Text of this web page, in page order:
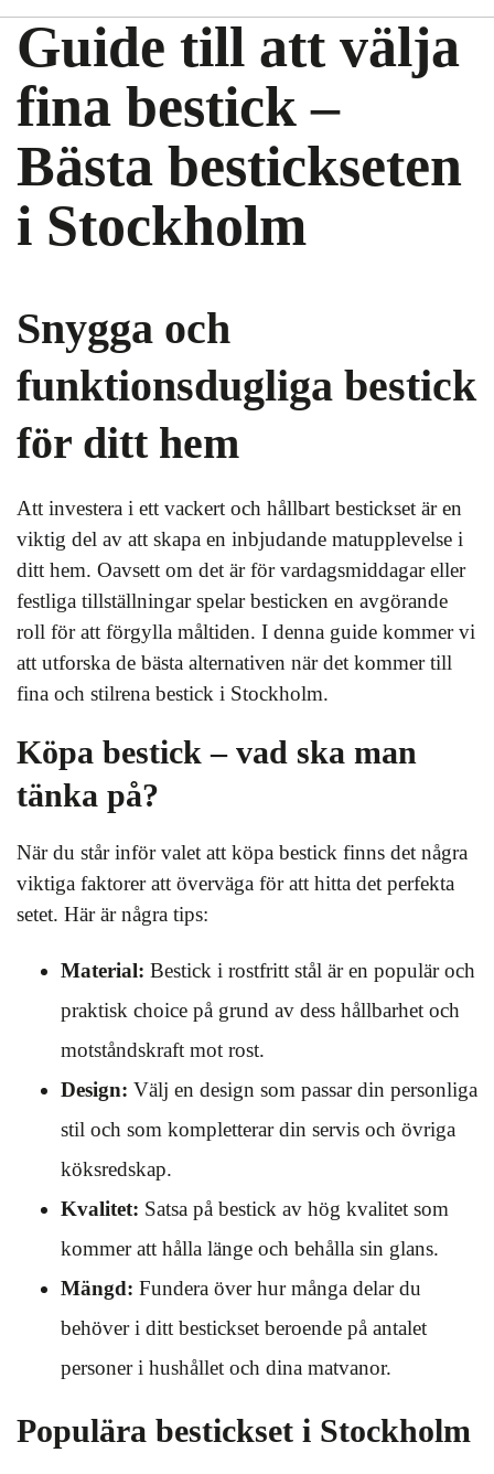
Guide till att välja
fina bestick –
Bästa bestickseten
i Stockholm
Snygga och
funktionsdugliga bestick
för ditt hem
Att investera i ett vackert och hållbart bestickset är en
viktig del av att skapa en inbjudande matupplevelse i
ditt hem. Oavsett om det är för vardagsmiddagar eller
festliga tillställningar spelar besticken en avgörande
roll för att förgylla måltiden. I denna guide kommer vi
att utforska de bästa alternativen när det kommer till
fina och stilrena bestick i Stockholm.
Köpa bestick – vad ska man
tänka på?
När du står inför valet att köpa bestick finns det några
viktiga faktorer att överväga för att hitta det perfekta
setet. Här är några tips:
Material: Bestick i rostfritt stål är en populär och
praktisk choice på grund av dess hållbarhet och
motståndskraft mot rost.
Design: Välj en design som passar din personliga
stil och som kompletterar din servis och övriga
köksredskap.
Kvalitet: Satsa på bestick av hög kvalitet som
kommer att hålla länge och behålla sin glans.
Mängd: Fundera över hur många delar du
behöver i ditt bestickset beroende på antalet
personer i hushållet och dina matvanor.
Populära bestickset i Stockholm